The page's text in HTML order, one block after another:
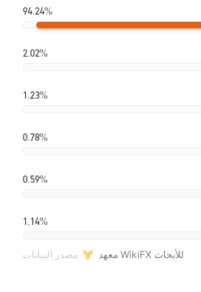
94.24%
2.02%
1.23%
0.78%
0.59%
1.14%
مصدر البيانات معهد WikiFX للأبحاث